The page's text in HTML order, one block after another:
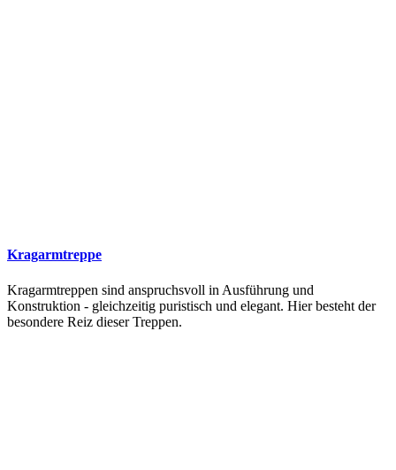
Kragarmtreppe
Kragarmtreppen sind anspruchsvoll in Ausführung und
Konstruktion - gleichzeitig puristisch und elegant. Hier besteht der
besondere Reiz dieser Treppen.